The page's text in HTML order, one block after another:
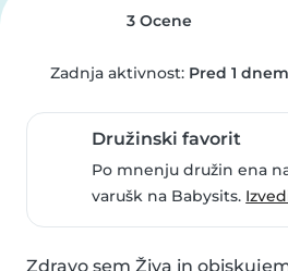
3 Ocene
Zadnja aktivnost: Pred 1 dnem
Družinski favorit
Po mnenju družin ena
varušk na Babysits.
Zdravo sem Živa in